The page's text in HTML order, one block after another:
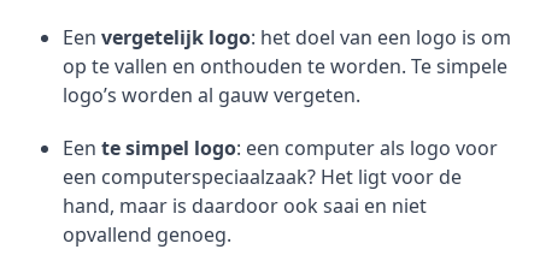
Een vergetelijk logo: het doel van een logo is om
op te vallen en onthouden te worden. Te simpele
logo’s worden al gauw vergeten.
Een te simpel logo: een computer als logo voor
een computerspeciaalzaak? Het ligt voor de
hand, maar is daardoor ook saai en niet
opvallend genoeg.